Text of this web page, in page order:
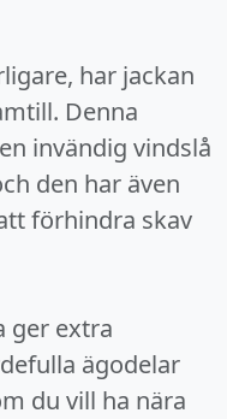
har jackan
Denna
invändig vindslå
den har även
förhindra skav
ger extra
ägodelar
du vill ha nära